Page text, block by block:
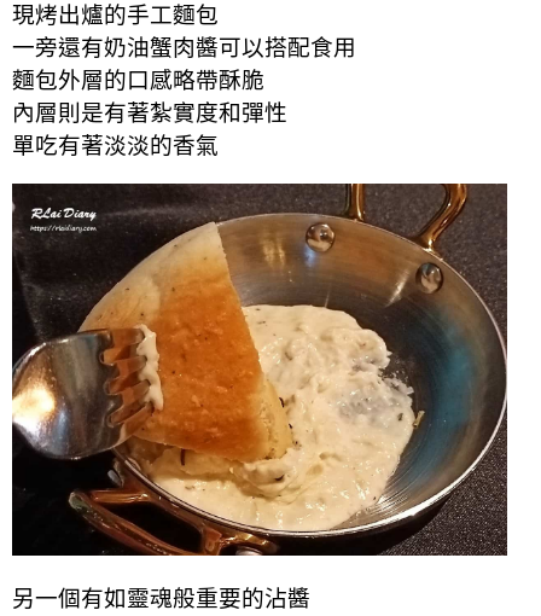
現烤出爐的手工麵包
一旁還有奶油蟹肉醬可以搭配食用
麵包外層的口感略帶酥脆
內層則是有著紮實度和彈性
單吃有著淡淡的香氣
另一個有如靈魂般重要的沾醬